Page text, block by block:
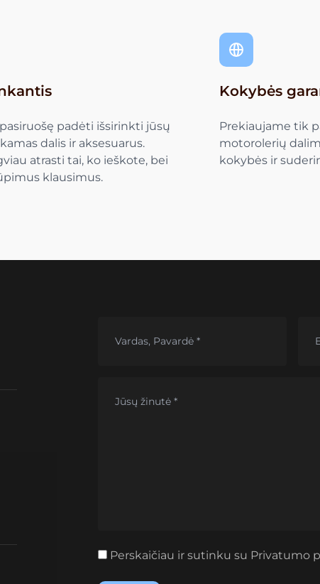
padėti išsirinkti jūsų
dalis ir aksesuarus.
atrasti tai, ko ieškote, bei
klausimus.
Kokybės
Prekiaujame tik
motorolerių
kokybės ir
Perskaičiau ir sutinku su Privatumo